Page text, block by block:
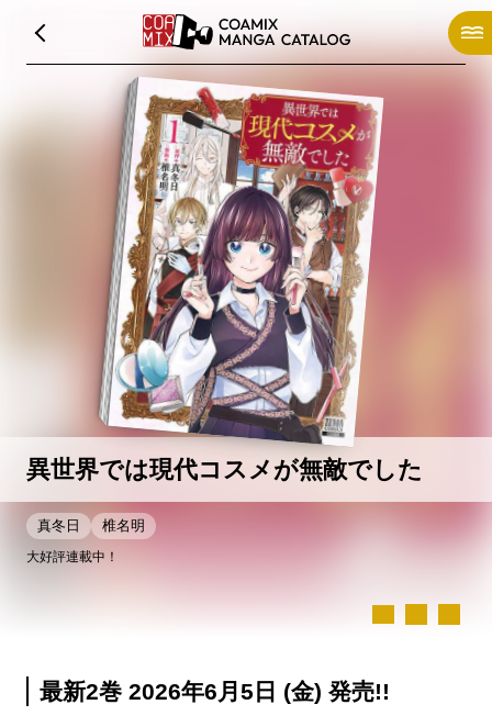
異世界では現代コスメが無敵でした
真冬日 椎名明
大好評連載中！
最新2巻 2026年6月5日 (金) 発売!!